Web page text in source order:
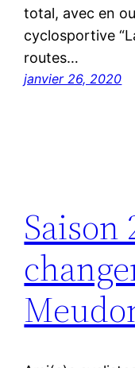
total, avec en
cyclosportive
routes…
janvier 26, 2020
Saison